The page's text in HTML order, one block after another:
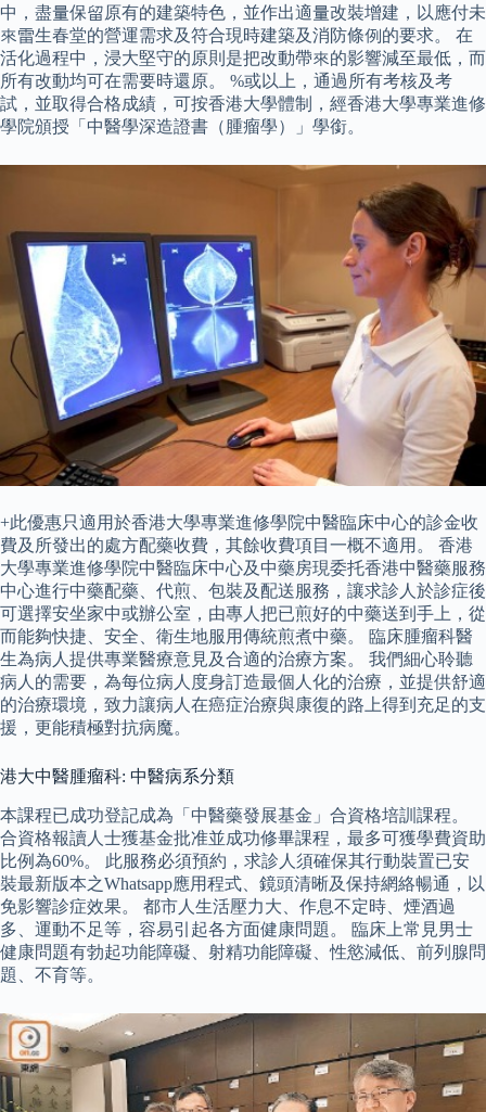
中，盡量保留原有的建築特色，並作出適量改裝增建，以應付未
來雷生春堂的營運需求及符合現時建築及消防條例的要求。 在
活化過程中，浸大堅守的原則是把改動帶來的影響減至最低，而
所有改動均可在需要時還原。 %或以上，通過所有考核及考
試，並取得合格成績，可按香港大學體制，經香港大學專業進修
學院頒授「中醫學深造證書（腫瘤學）」學銜。
+此優惠只適用於香港大學專業進修學院中醫臨床中心的診金收
費及所發出的處方配藥收費，其餘收費項目一概不適用。 香港
大學專業進修學院中醫臨床中心及中藥房現委托香港中醫藥服務
中心進行中藥配藥、代煎、包裝及配送服務，讓求診人於診症後
可選擇安坐家中或辦公室，由專人把已煎好的中藥送到手上，從
而能夠快捷、安全、衛生地服用傳統煎煮中藥。 臨床腫瘤科醫
生為病人提供專業醫療意見及合適的治療方案。 我們細心聆聽
病人的需要，為每位病人度身訂造最個人化的治療，並提供舒適
的治療環境，致力讓病人在癌症治療與康復的路上得到充足的支
援，更能積極對抗病魔。
港大中醫腫瘤科: 中醫病系分類
本課程已成功登記成為「中醫藥發展基金」合資格培訓課程。
合資格報讀人士獲基金批准並成功修畢課程，最多可獲學費資助
比例為60%。 此服務必須預約，求診人須確保其行動裝置已安
裝最新版本之Whatsapp應用程式、鏡頭清晰及保持網絡暢通，以
免影響診症效果。 都市人生活壓力大、作息不定時、煙酒過
多、運動不足等，容易引起各方面健康問題。 臨床上常見男士
健康問題有勃起功能障礙、射精功能障礙、性慾減低、前列腺問
題、不育等。